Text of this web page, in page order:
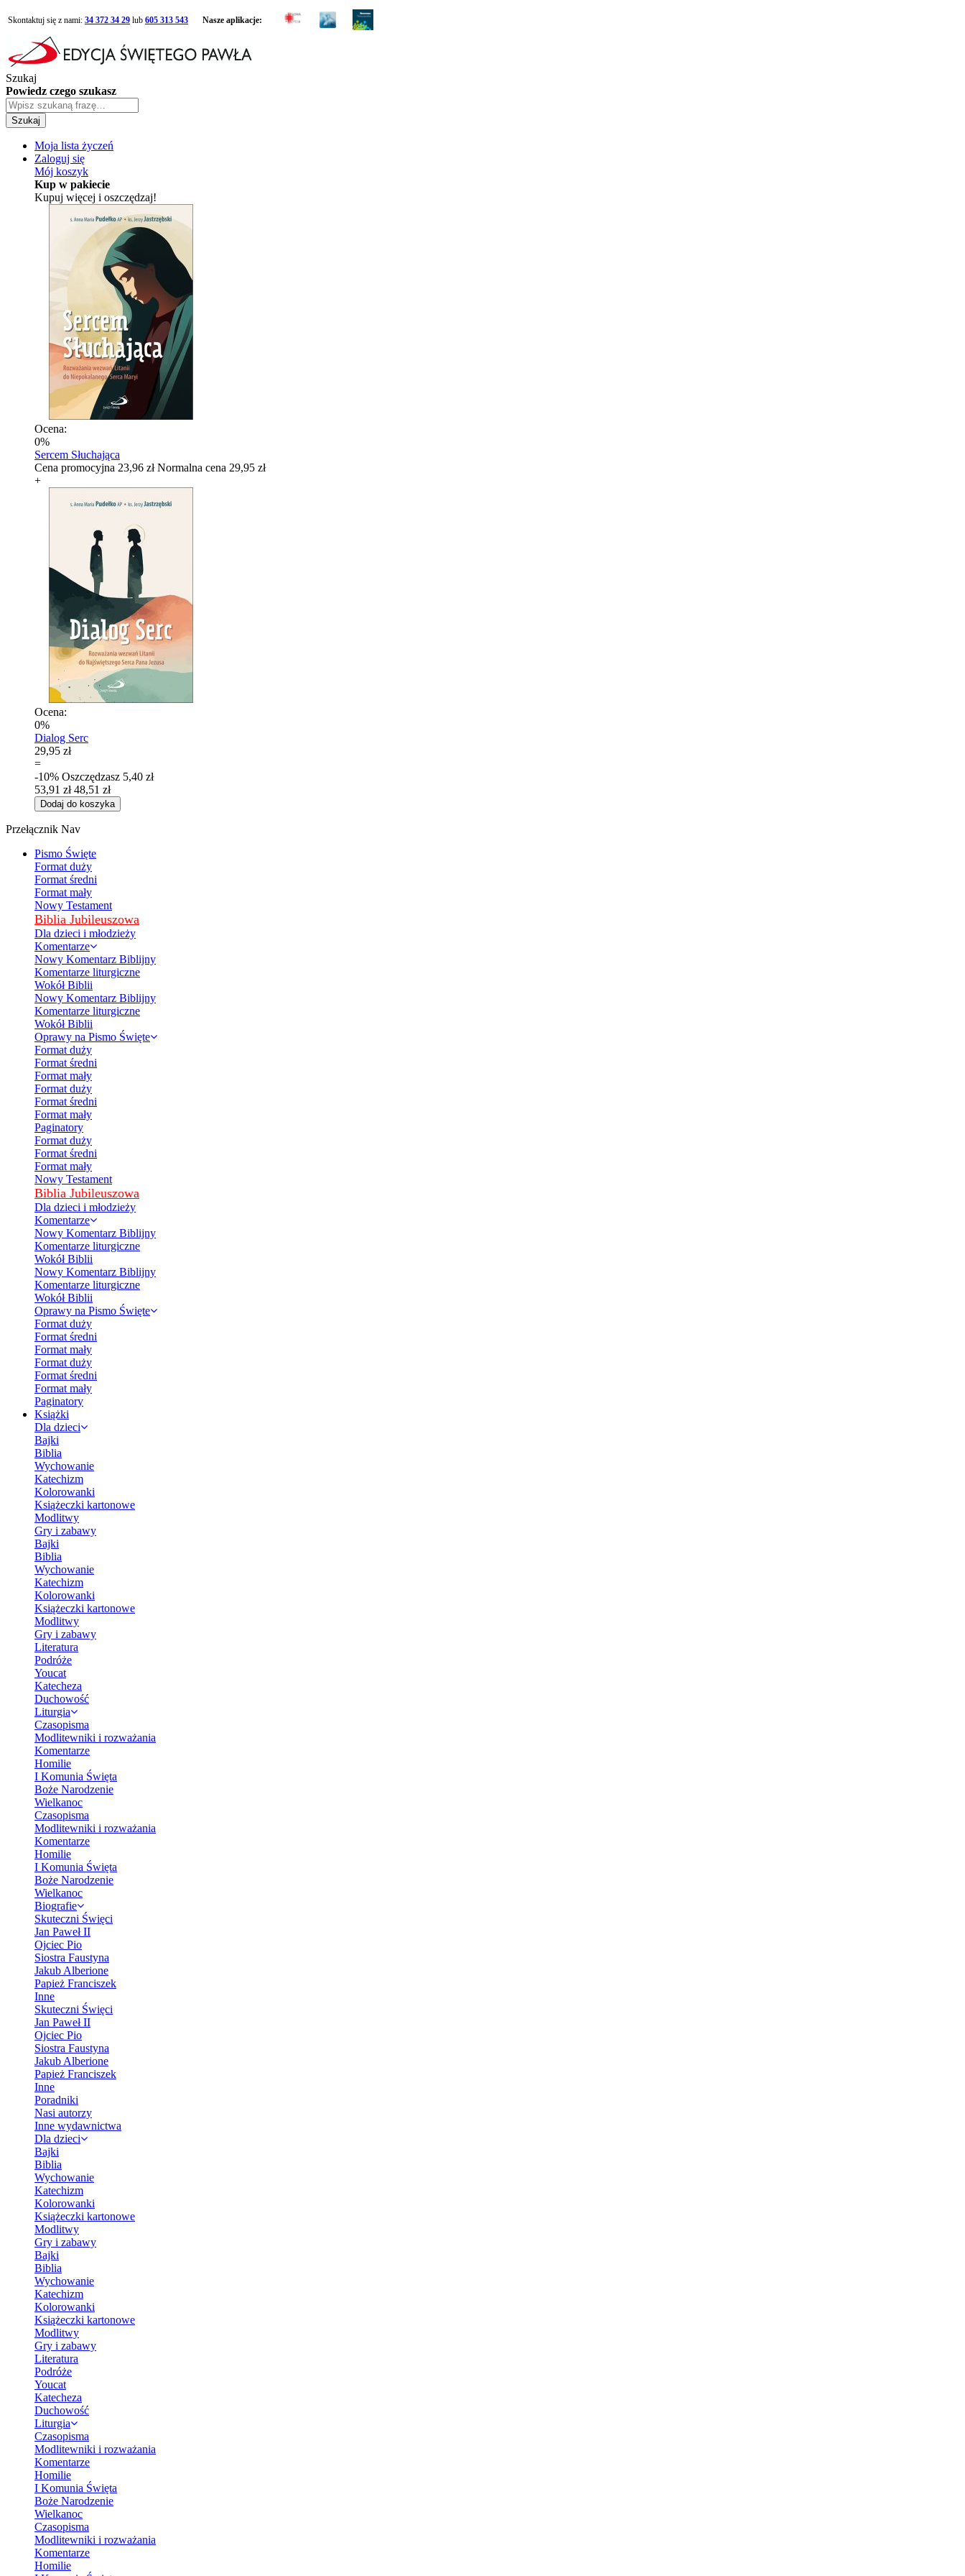
Skontaktuj się z nami: 34 372 34 29 lub 605 313 543 Nasze aplikacje:
Szukaj
Powiedz czego szukasz
Szukaj
Moja lista życzeń
Zaloguj się
Mój koszyk
Kup w pakiecie
Kupuj więcej i oszczędzaj!
Ocena:
0%
Sercem Słuchająca
Cena promocyjna 23,96 zł Normalna cena 29,95 zł
+
Ocena:
0%
Dialog Serc
29,95 zł
=
-10% Oszczędzasz 5,40 zł
53,91 zł 48,51 zł
Dodaj do koszyka
Przełącznik Nav
Pismo Święte
Format duży
Format średni
Format mały
Nowy Testament
Biblia Jubileuszowa
Dla dzieci i młodzieży
Komentarze
Nowy Komentarz Biblijny
Komentarze liturgiczne
Wokół Biblii
Nowy Komentarz Biblijny
Komentarze liturgiczne
Wokół Biblii
Oprawy na Pismo Święte
Format duży
Format średni
Format mały
Format duży
Format średni
Format mały
Paginatory
Format duży
Format średni
Format mały
Nowy Testament
Biblia Jubileuszowa
Dla dzieci i młodzieży
Komentarze
Nowy Komentarz Biblijny
Komentarze liturgiczne
Wokół Biblii
Nowy Komentarz Biblijny
Komentarze liturgiczne
Wokół Biblii
Oprawy na Pismo Święte
Format duży
Format średni
Format mały
Format duży
Format średni
Format mały
Paginatory
Książki
Dla dzieci
Bajki
Biblia
Wychowanie
Katechizm
Kolorowanki
Książeczki kartonowe
Modlitwy
Gry i zabawy
Bajki
Biblia
Wychowanie
Katechizm
Kolorowanki
Książeczki kartonowe
Modlitwy
Gry i zabawy
Literatura
Podróże
Youcat
Katecheza
Duchowość
Liturgia
Czasopisma
Modlitewniki i rozważania
Komentarze
Homilie
I Komunia Święta
Boże Narodzenie
Wielkanoc
Czasopisma
Modlitewniki i rozważania
Komentarze
Homilie
I Komunia Święta
Boże Narodzenie
Wielkanoc
Biografie
Skuteczni Święci
Jan Paweł II
Ojciec Pio
Siostra Faustyna
Jakub Alberione
Papież Franciszek
Inne
Skuteczni Święci
Jan Paweł II
Ojciec Pio
Siostra Faustyna
Jakub Alberione
Papież Franciszek
Inne
Poradniki
Nasi autorzy
Inne wydawnictwa
Dla dzieci
Bajki
Biblia
Wychowanie
Katechizm
Kolorowanki
Książeczki kartonowe
Modlitwy
Gry i zabawy
Bajki
Biblia
Wychowanie
Katechizm
Kolorowanki
Książeczki kartonowe
Modlitwy
Gry i zabawy
Literatura
Podróże
Youcat
Katecheza
Duchowość
Liturgia
Czasopisma
Modlitewniki i rozważania
Komentarze
Homilie
I Komunia Święta
Boże Narodzenie
Wielkanoc
Czasopisma
Modlitewniki i rozważania
Komentarze
Homilie